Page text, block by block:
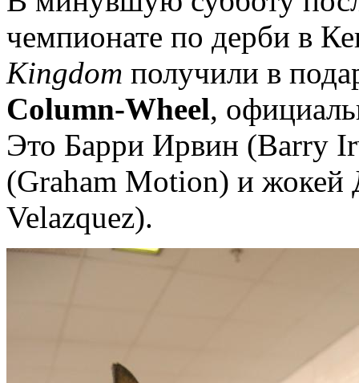
чемпионате по дерби в
Kingdom получили в
Column-Wheel,
Это Барри Ирвин (Barry
(Graham Motion) и жокей
Velazquez).